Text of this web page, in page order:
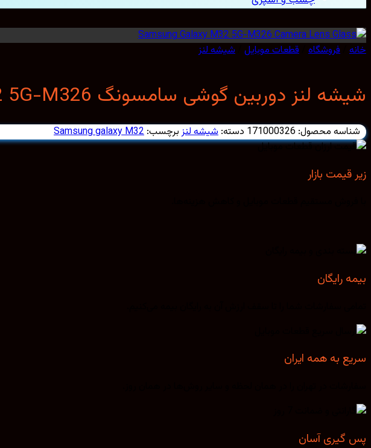
خانه فروشگاه قطعات موبایل شیشه لنز
شیشه لنز دوربین گوشی سامسونگ Samsung galaxy M32 5G-M326
شناسه محصول: 171000326 دسته: شیشه لنز برچسب: Samsung galaxy M32
زیر قیمت بازار
بیمه رایگان
سریع به همه ایران
پس گیری آسان